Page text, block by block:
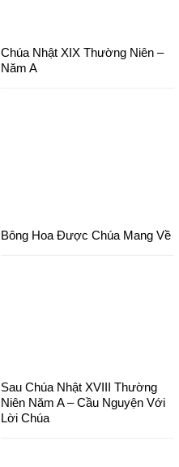
Chúa Nhật XIX Thường Niên –
Năm A
Bông Hoa Được Chúa Mang Về
Sau Chúa Nhật XVIII Thường
Niên Năm A – Cầu Nguyện Với
Lời Chúa